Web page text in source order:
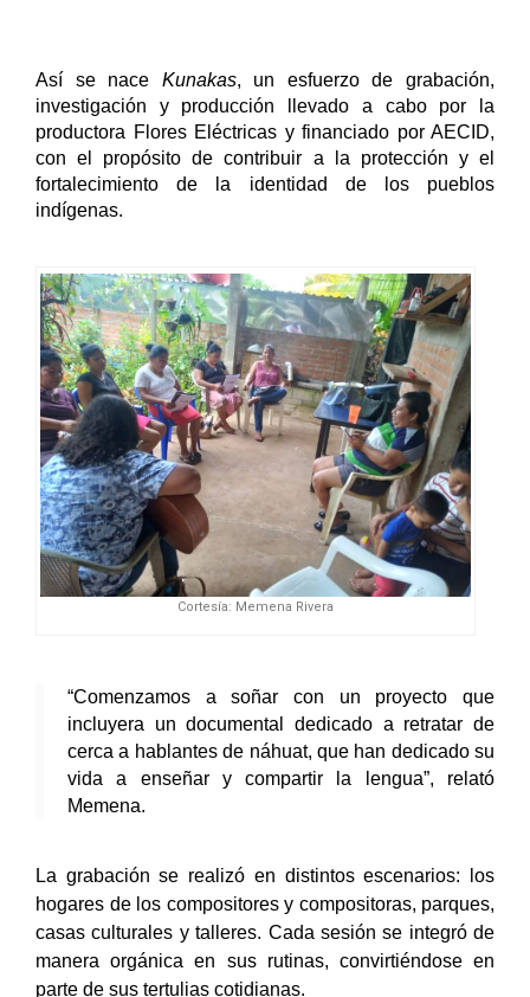
Así se nace Kunakas, un esfuerzo de grabación,
investigación y producción llevado a cabo por la
productora Flores Eléctricas y financiado por AECID,
con el propósito de contribuir a la protección y el
fortalecimiento de la identidad de los pueblos
indígenas.
Cortesía: Memena Rivera
“Comenzamos a soñar con un proyecto que
incluyera un documental dedicado a retratar de
cerca a hablantes de náhuat, que han dedicado su
vida a enseñar y compartir la lengua”, relató
Memena.
La grabación se realizó en distintos escenarios: los
hogares de los compositores y compositoras, parques,
casas culturales y talleres. Cada sesión se integró de
manera orgánica en sus rutinas, convirtiéndose en
parte de sus tertulias cotidianas.